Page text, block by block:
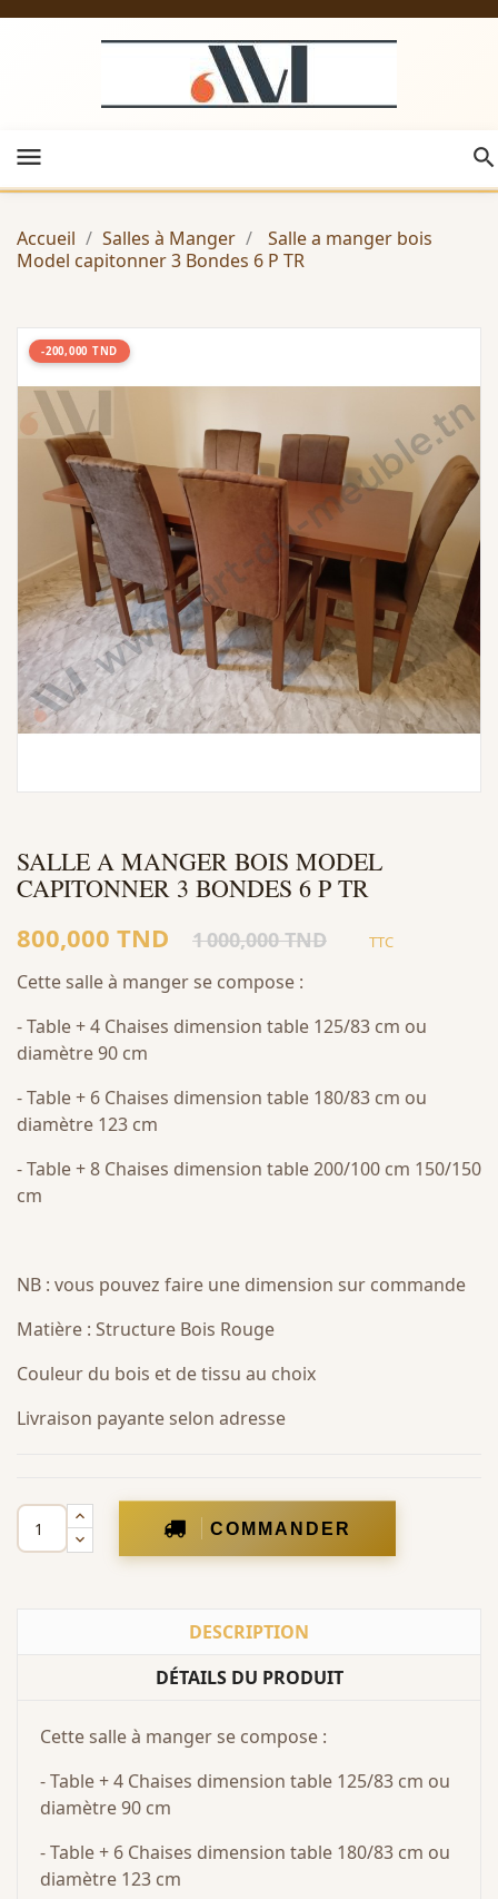
menu
Accueil Salles à Manger
Salle a manger bois
Model capitonner 3 Bondes 6 P TR
-200,000 TND
SALLE A MANGER BOIS MODEL
CAPITONNER 3 BONDES 6 P TR
800,000 TND 1 000,000 TND TTC
Cette salle à manger se compose :
- Table + 4 Chaises dimension table 125/83 cm ou
diamètre 90 cm
- Table + 6 Chaises dimension table 180/83 cm ou
diamètre 123 cm
- Table + 8 Chaises dimension table 200/100 cm 150/150
cm
NB : vous pouvez faire une dimension sur commande
Matière : Structure Bois Rouge
Couleur du bois et de tissu au choix
Livraison payante selon adresse
COMMANDER
DESCRIPTION
DÉTAILS DU PRODUIT
Cette salle à manger se compose :
- Table + 4 Chaises dimension table 125/83 cm ou
diamètre 90 cm
- Table + 6 Chaises dimension table 180/83 cm ou
diamètre 123 cm